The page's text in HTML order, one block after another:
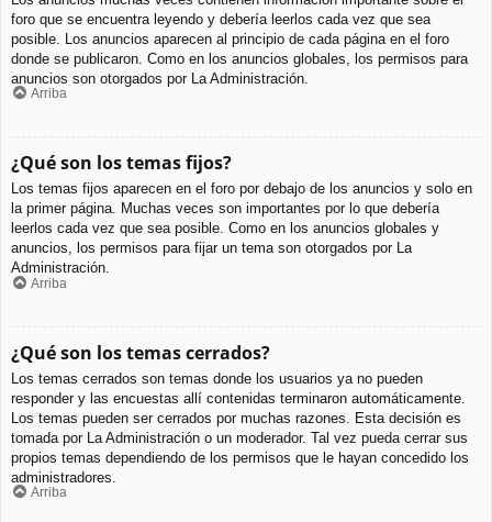
foro que se encuentra leyendo y debería leerlos cada vez que sea
posible. Los anuncios aparecen al principio de cada página en el foro
donde se publicaron. Como en los anuncios globales, los permisos para
anuncios son otorgados por La Administración.
Arriba
¿Qué son los temas fijos?
Los temas fijos aparecen en el foro por debajo de los anuncios y solo en
la primer página. Muchas veces son importantes por lo que debería
leerlos cada vez que sea posible. Como en los anuncios globales y
anuncios, los permisos para fijar un tema son otorgados por La
Administración.
Arriba
¿Qué son los temas cerrados?
Los temas cerrados son temas donde los usuarios ya no pueden
responder y las encuestas allí contenidas terminaron automáticamente.
Los temas pueden ser cerrados por muchas razones. Esta decisión es
tomada por La Administración o un moderador. Tal vez pueda cerrar sus
propios temas dependiendo de los permisos que le hayan concedido los
administradores.
Arriba